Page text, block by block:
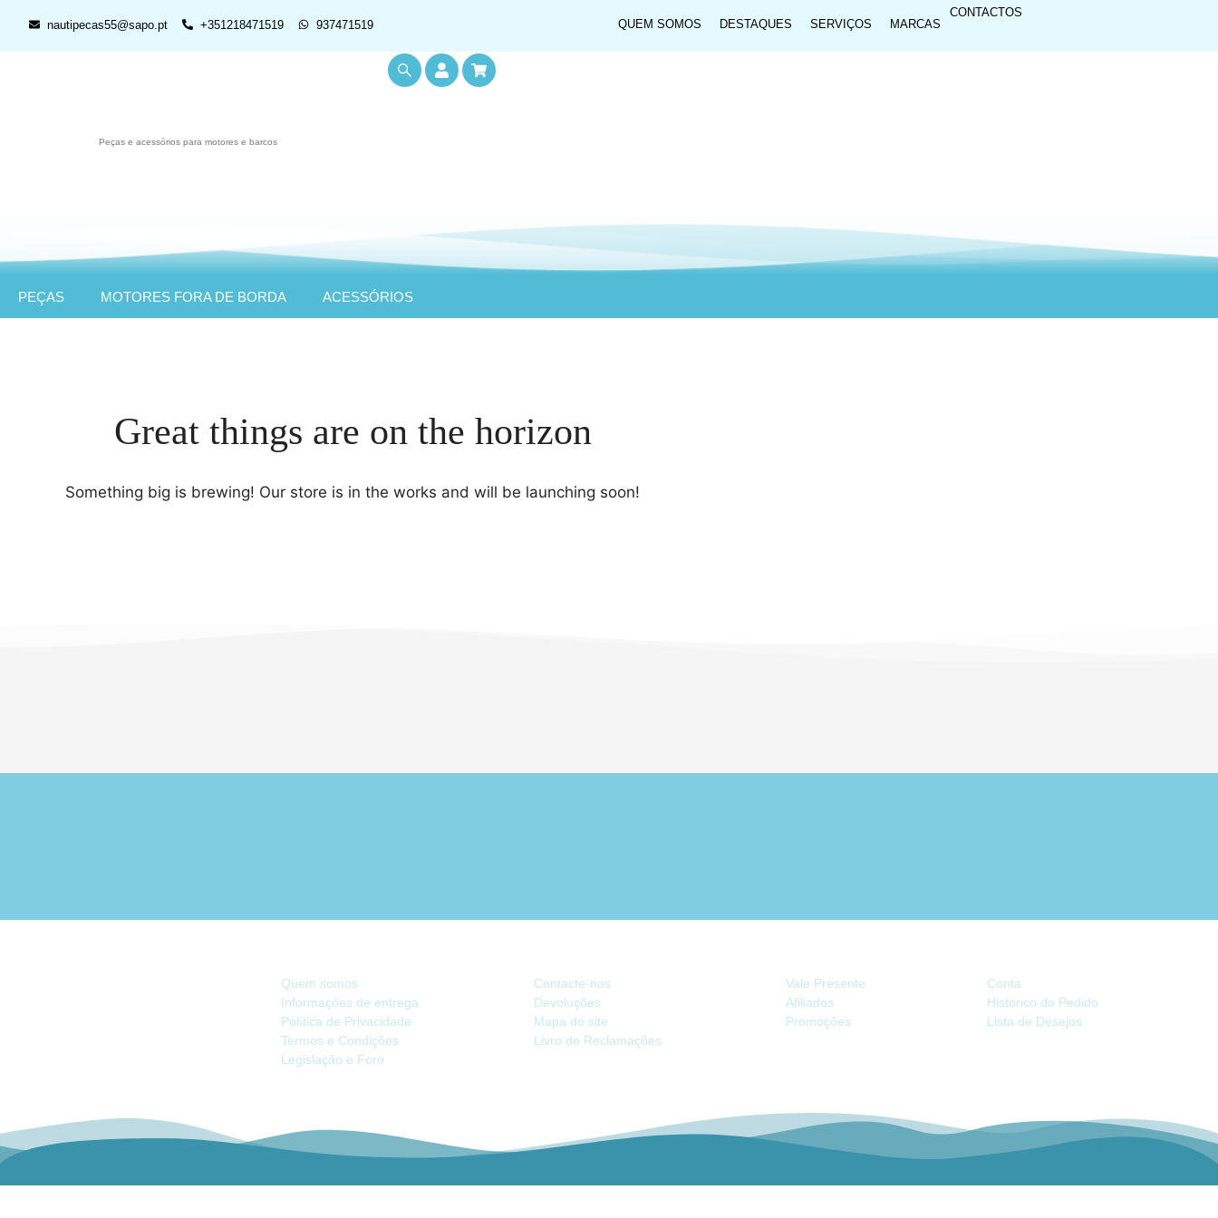
nautipecas55@sapo.pt +351218471519 937471519 QUEM SOMOS DESTAQUES SERVIÇOS MARCAS
CONTACTOS
Peças e acessórios para motores e barcos
PEÇAS MOTORES FORA DE BORDA ACESSÓRIOS
Great things are on the horizon
Something big is brewing! Our store is in the works and will be launching soon!
Quem somos
Informações de entrega
Política de Privacidade
Termos e Condições
Legislação e Foro
Contacte-nos
Devoluções
Mapa do site
Livro de Reclamações
Vale Presente
Afiliados
Promoções
Conta
Histórico do Pedido
Lista de Desejos